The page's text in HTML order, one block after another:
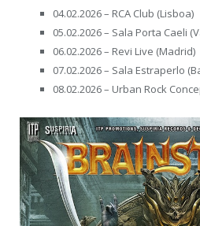
04.02.2026 – RCA Club (Lisboa)
05.02.2026 – Sala Porta Caeli
06.02.2026 – Revi Live (Madrid)
07.02.2026 – Sala Estraperlo
08.02.2026 – Urban Rock